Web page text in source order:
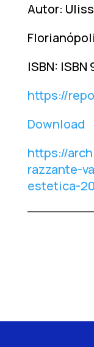
Autor:
ISBN:
https://
Download
https://
razzante-
estetica-